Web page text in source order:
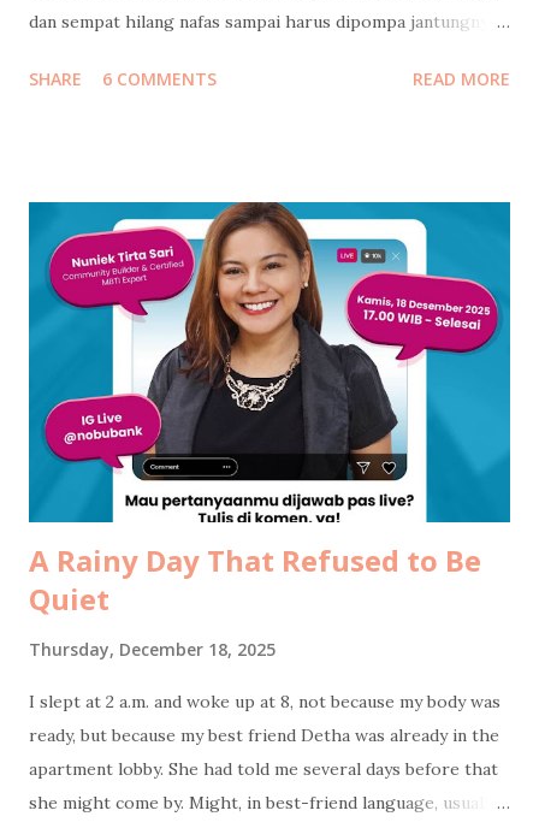
dan sempat hilang nafas sampai harus dipompa jantungnya!
Jakarta. Ketika tiba di rumah sakit, beliau masih diisolasi di
tidak diperbolehkan bicara terlalu banyak, supaya
jantungnya tidak bekerja terlalu keras. Tangan kanannya
menggenggam tangan suamiku, tangan kirinya
menggenggam tanganku, lalu berkata… “Ampuni mama ya,
Mas…” “Ampuni mama ya, Mbak…” “Jaga pernikahan, yang
rukun...” Beliau menangis, suamiku menangis, aku menahan
tangis… sambil mengusap kening beliau dan bilang, “Mama
pasti sembuh.. banyak sekali yang mendoakan mama.. yang
penting mama semangat ya”. ...
SHARE 6 COMMENTS READ MORE
A Rainy Day That Refused to Be
Quiet
Thursday, December 18, 2025
I slept at 2 a.m. and woke up at 8, not because my body was
ready, but because my best friend Detha was already in the
apartment lobby. She had told me several days before that
she might come by. Might, in best-friend language, usually